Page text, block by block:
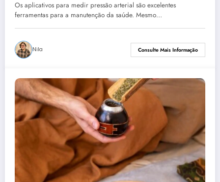
Os aplicativos para medir pressão arterial são excelentes
ferramentas para a manutenção da saúde. Mesmo…
Nila Consulte Mais Informação